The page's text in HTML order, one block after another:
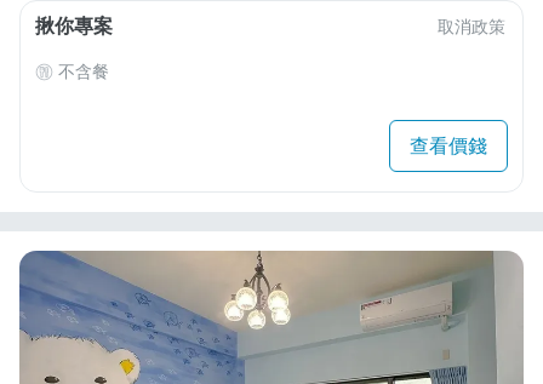
揪你專案 取消政策
不含餐
查看價錢